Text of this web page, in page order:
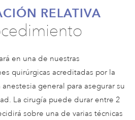
RELATIVA
en una de nuestras
quirúrgicas acreditadas por la
general para asegurar su
La cirugía puede durar entre 2
sobre una de varias técnicas